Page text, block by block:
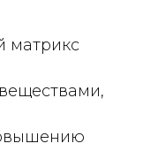
матрикс